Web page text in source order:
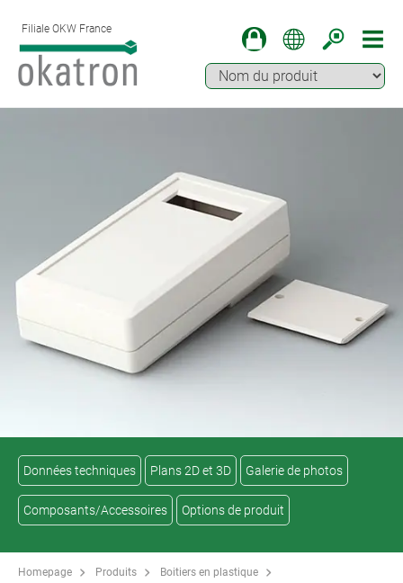
Filiale OKW France
Données techniques Plans 2D et 3D Galerie de photos
Composants/Accessoires Options de produit
Homepage Produits
Boitiers en plastique